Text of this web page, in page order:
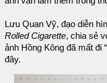
Lưu Quan Vỹ, đạo diễn
Rolled Cigarette, chia sẻ
ảnh Hồng Kông đã mất đi
đây.